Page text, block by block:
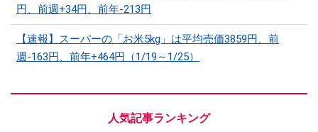
円、前週+34円、前年-213円
【速報】スーパーの「お米5kg」は平均売価3859円、前
週-163円、前年+464円（1/19～1/25）